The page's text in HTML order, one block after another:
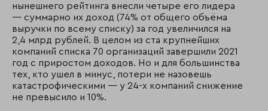
нынешнего рейтинга внесли четыре его лидера
— суммарно их доход (74% от общего объёма
выручки по всему списку) за год увеличился на
2,4 млрд рублей. В целом из ста крупнейших
компаний списка 70 организаций завершили 2021
год с приростом доходов. Но и для большинства
тех, кто ушел в минус, потери не назовешь
катастрофическими — у 24-х компаний снижение
не превысило и 10%.